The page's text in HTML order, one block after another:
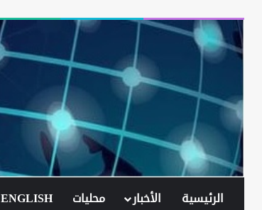
الرئيسية الأخبار محليات ENGLISH